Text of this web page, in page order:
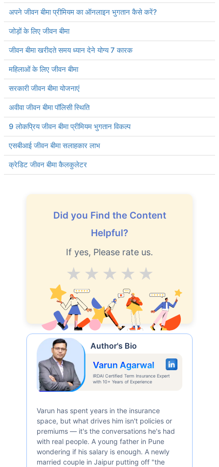
अपने जीवन बीमा प्रीमियम का ऑनलाइन भुगतान कैसे करें?
जोड़ों के लिए जीवन बीमा
जीवन बीमा खरीदते समय ध्यान देने योग्य 7 कारक
महिलाओं के लिए जीवन बीमा
सरकारी जीवन बीमा योजनाएं
अवीवा जीवन बीमा पॉलिसी स्थिति
9 लोकप्रिय जीवन बीमा प्रीमियम भुगतान विकल्प
एसबीआई जीवन बीमा सलाहकार लाभ
क्रेडिट जीवन बीमा कैलकुलेटर
Did you Find the Content
Helpful?
If yes, Please rate us.
Excellent
V.Good
Good
Average
Author's Bio
Varun Agarwal
IRDAI Certified Term Insurance Expert
with 10+ Years of Experience
Varun has spent years in the insurance
space, but what drives him isn't policies or
premiums — it's the conversations he's had
with real people. A young father in Pune
wondering if his salary is enough. A newly
married couple in Jaipur putting off "the